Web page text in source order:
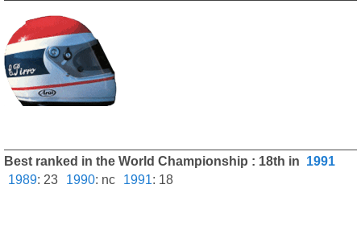
Best ranked in the World Championship : 18th in 1991
1989: 23 1990: nc 1991: 18